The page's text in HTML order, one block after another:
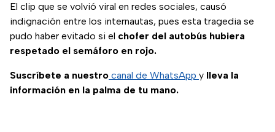
El clip que se volvió viral en redes sociales, causó
indignación entre los internautas, pues esta tragedia se
pudo haber evitado si el chofer del autobús hubiera
respetado el semáforo en rojo.
Suscríbete a nuestro canal de WhatsApp y lleva la
información en la palma de tu mano.